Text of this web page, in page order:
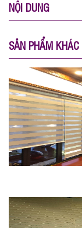
NỘI DUNG
SẢN PHẨM KHÁC